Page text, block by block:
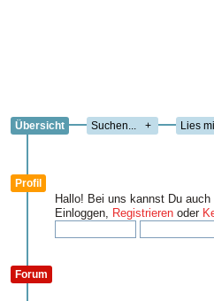
Übersicht + Lies
Profil
Hallo! Bei uns kannst Du
Einloggen, Registrieren oder
Forum